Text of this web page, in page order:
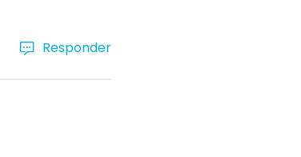
Responder